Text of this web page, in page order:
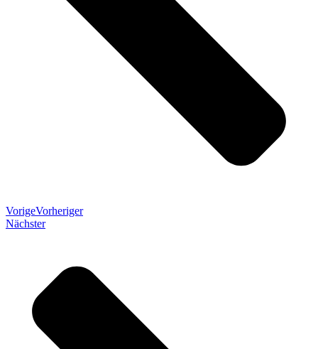
VorigeVorheriger
Nächster